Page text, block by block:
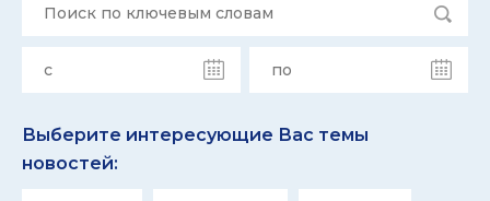
Выберите интересующие Вас темы
новостей: